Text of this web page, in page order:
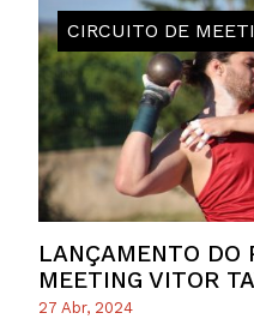
LANÇAMENTO DO
MEETING VITOR
CIRCUITO DE
27 Abr, 2024